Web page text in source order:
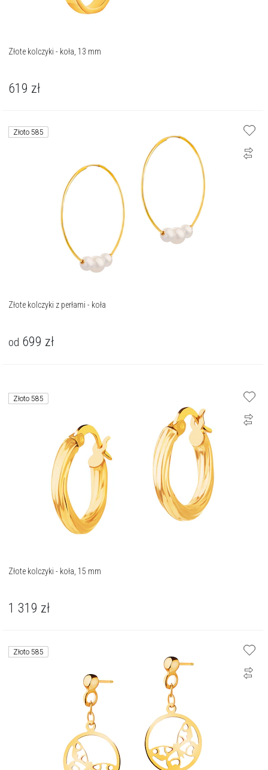
Złote kolczyki - koła, 13 mm
619 zł
Złoto 585
Złote kolczyki z perłami - koła
od 699 zł
Złoto 585
Złote kolczyki - koła, 15 mm
1 319 zł
Złoto 585